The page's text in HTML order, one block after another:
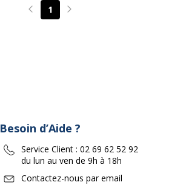
Page précédente
1 Page suivante
Besoin d’Aide ?
Service Client : 02 69 62 52 92
du lun au ven de 9h à 18h
Contactez-nous par email